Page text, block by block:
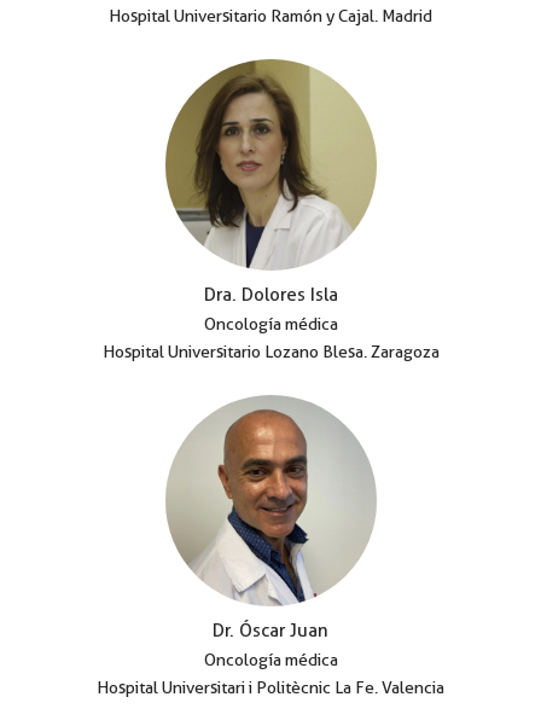
Hospital Universitario Ramón y Cajal. Madrid
Dra. Dolores Isla
Oncología médica
Hospital Universitario Lozano Blesa. Zaragoza
Dr. Óscar Juan
Oncología médica
Hospital Universitari i Politècnic La Fe. Valencia